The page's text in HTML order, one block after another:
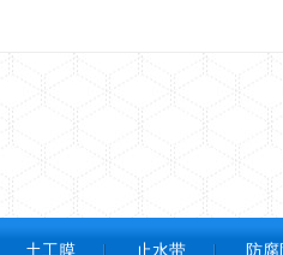
土工膜 止水带 防